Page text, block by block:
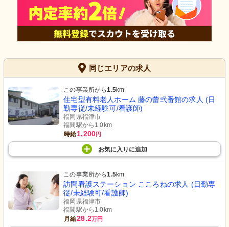
同じエリアの求人
この事業所から1.5km
住宅型有料老人ホーム 藤の蕾弐番館の求人 (日
勤専従/未経験可/看護師)
福岡県福津市
福間駅から1.0km
時給1,200円
お気に入り に追加
この事業所から1.5km
訪問看護ステーション こころねの求人 (日勤専
従/未経験可/看護師)
福岡県福津市
福間駅から1.0km
月給28.2万円